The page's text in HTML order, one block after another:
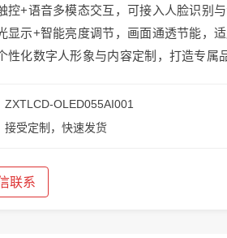
控+语音多模态交互，可接入人脸识别与
显示+智能亮度调节，画面通透节能，适
性化数字人形象与内容定制，打造专属
ZXTLCD-OLED055AI001
接受定制，快速发货
联系